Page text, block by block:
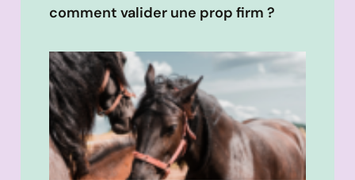
comment valider une prop firm ?